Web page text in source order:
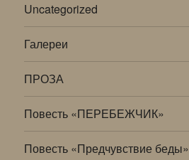
Uncategorized
Галереи
ПРОЗА
Повесть «ПЕРЕБЕЖЧИК»
Повесть «Предчувствие беды»